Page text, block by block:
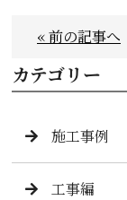
« 前の記事へ
カテゴリー
施工事例
工事編